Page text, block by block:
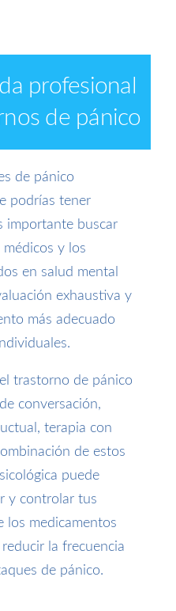
profesional
de pánico
de pánico
podrías tener
importante buscar
y los
en salud mental
exhaustiva y
más adecuado
trastorno de pánico
conversación,
terapia con
de estos
puede
y controlar tus
los medicamentos
la frecuencia
de pánico.